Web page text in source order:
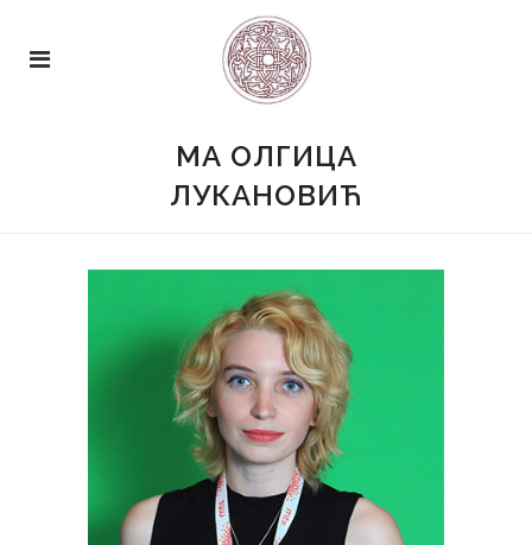
МА ОЛГИЦА
ЛУКАНОВИЋ